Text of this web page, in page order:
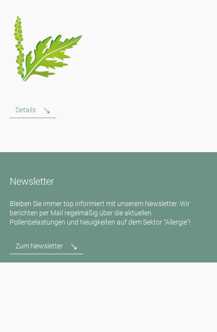
Details
Newsletter
Bleiben Sie immer top informiert mit unserem Newsletter. Wir
berichten per Mail regelmäßig über die aktuellen
Pollenbelastungen und Neuigkeiten auf dem Sektor "Allergie"!
Zum Newsletter